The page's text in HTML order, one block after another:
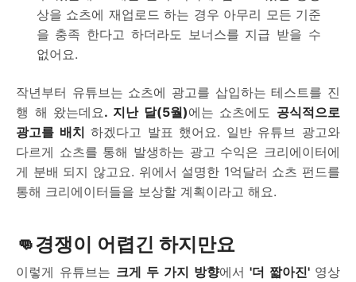
상을 쇼츠에 재업로드 하는 경우 아무리 모든 기준
을 충족 한다고 하더라도 보너스를 지급 받을 수
없어요.
작년부터 유튜브는 쇼츠에 광고를 삽입하는 테스트를 진
행 해 왔는데요. 지난 달(5월)에는 쇼츠에도 공식적으로
광고를 배치 하겠다고 발표 했어요. 일반 유튜브 광고와
다르게 쇼츠를 통해 발생하는 광고 수익은 크리에이터에
게 분배 되지 않고요. 위에서 설명한 1억달러 쇼츠 펀드를
통해 크리에이터들을 보상할 계획이라고 해요.
👊경쟁이 어렵긴 하지만요
이렇게 유튜브는 크게 두 가지 방향에서 '더 짧아진' 영상